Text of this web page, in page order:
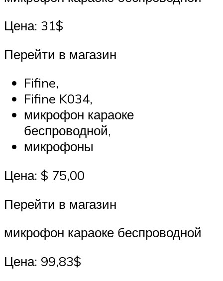
Цена: 31$
Перейти в магазин
Fifine,
Fifine K034,
микрофон караоке
беспроводной,
микрофоны
Цена: $ 75,00
Перейти в магазин
микрофон караоке беспроводной
Цена: 99,83$